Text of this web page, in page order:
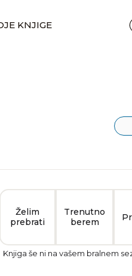
KNJIGE
Želim
prebrati
Trenutno
berem
Knjiga še ni na vašem bralnem